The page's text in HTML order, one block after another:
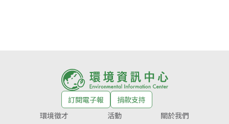
訂閱電子報
捐款支持
環境徵才
活動
關於我們